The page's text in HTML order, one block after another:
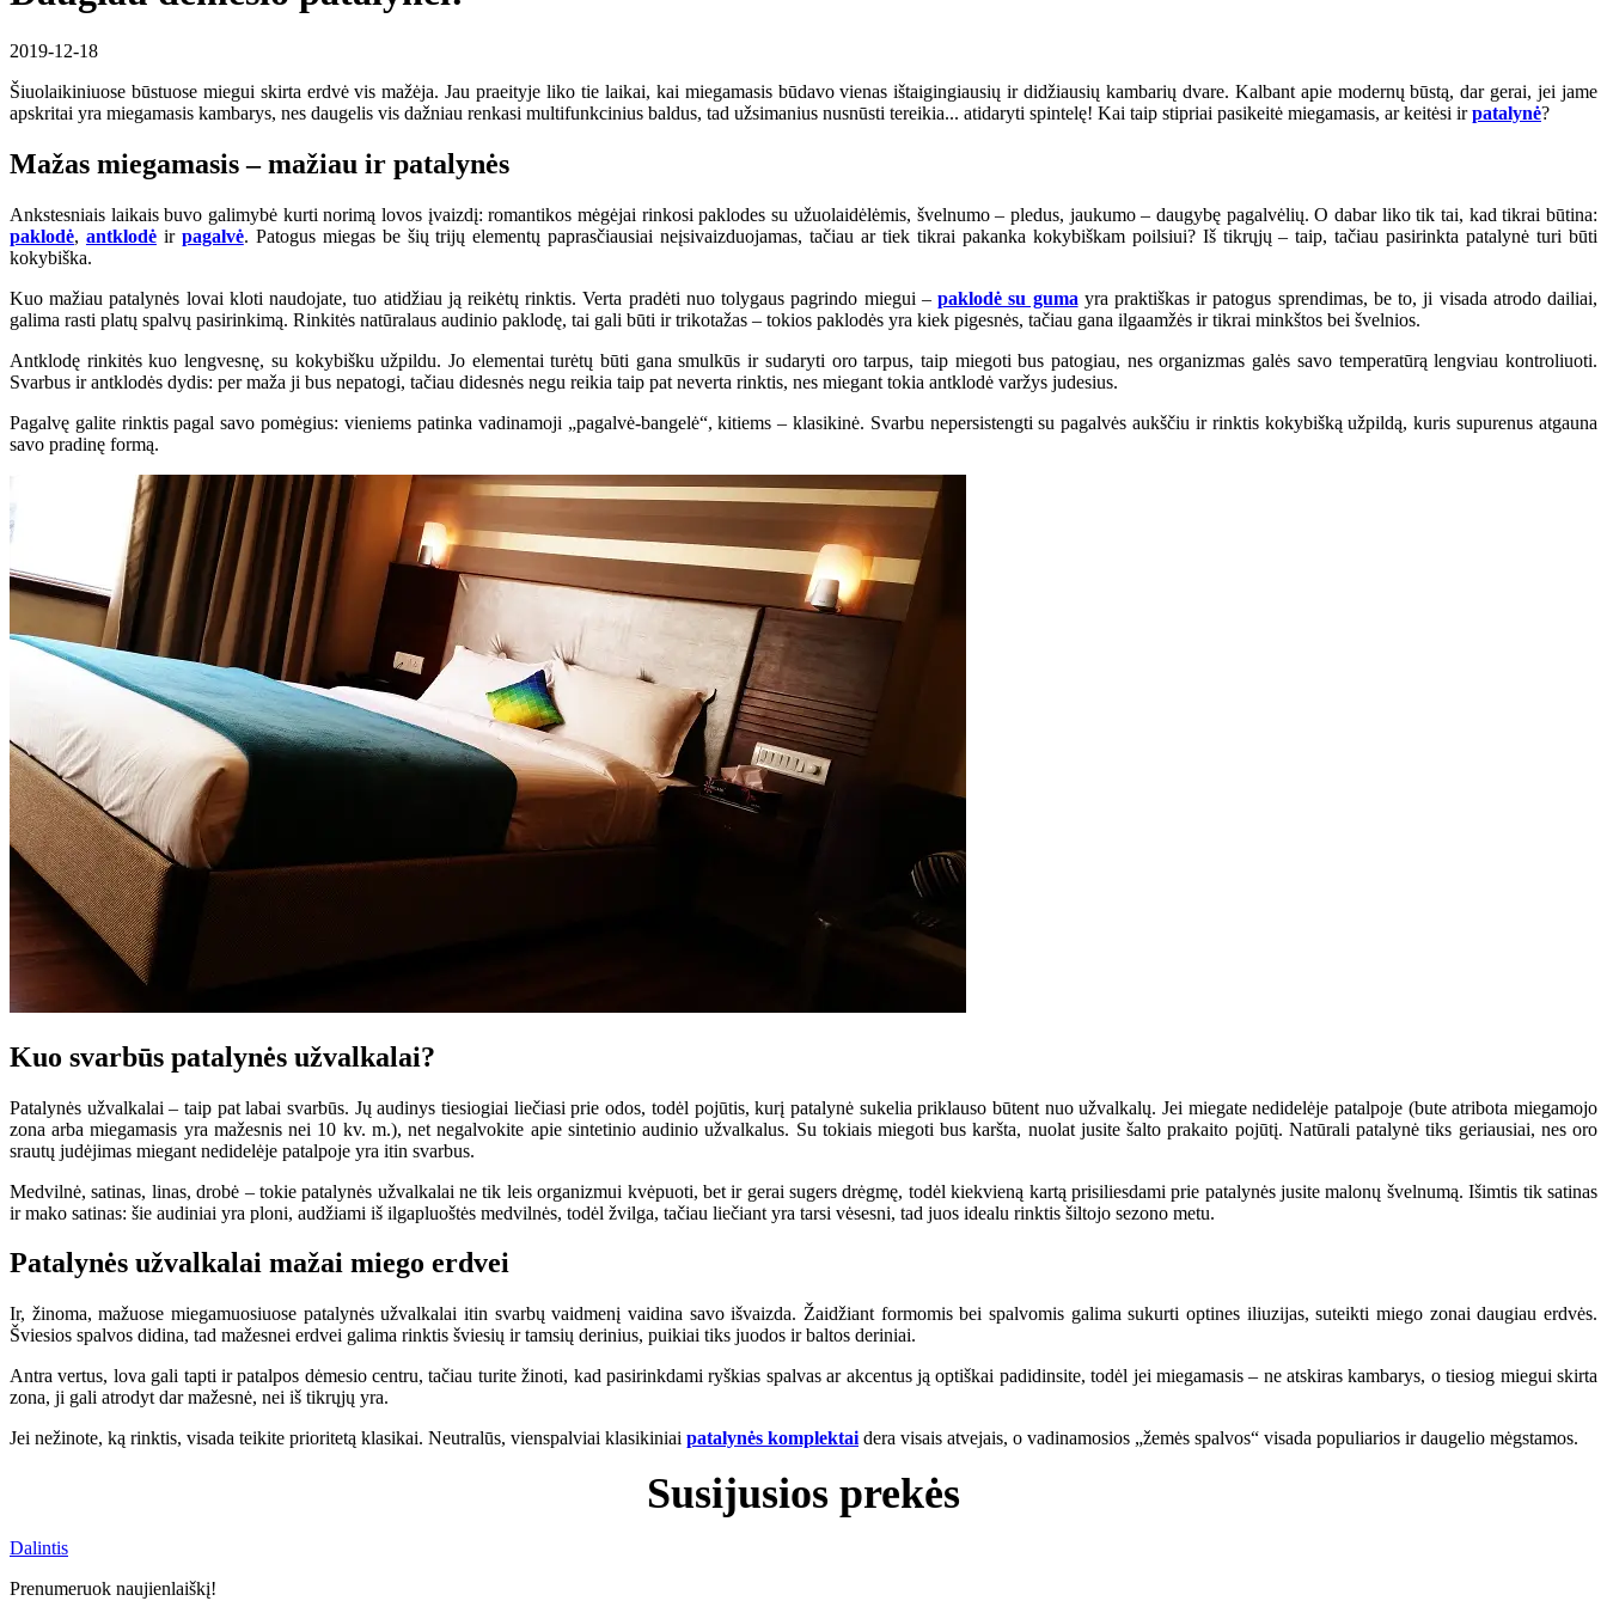
2019-12-18
Šiuolaikiniuose būstuose miegui skirta erdvė vis mažėja. Jau praeityje liko tie laikai, kai miegamasis būdavo vienas ištaigingiausių ir didžiausių kambarių dvare. Kalbant apie modernų būstą, dar gerai, jei jame
apskritai yra miegamasis kambarys, nes daugelis vis dažniau renkasi multifunkcinius baldus, tad užsimanius nusnūsti tereikia... atidaryti spintelę! Kai taip stipriai pasikeitė miegamasis, ar keitėsi irpatalynė?
Mažas miegamasis – mažiau ir patalynės
Ankstesniais laikais buvo galimybė kurti norimą lovos įvaizdį: romantikos mėgėjai rinkosi paklodes su užuolaidėlėmis, švelnumo – pledus, jaukumo – daugybę pagalvėlių. O dabar liko tik tai, kad tikrai būtina:
paklodė, antklodėir pagalvė. Patogus miegas be šių trijų elementų paprasčiausiai neįsivaizduojamas, tačiau ar tiek tikrai pakanka kokybiškam poilsiui? Iš tikrųjų – taip, tačiau pasirinkta patalynė turi būti
kokybiška.
Kuo mažiau patalynės lovai kloti naudojate, tuo atidžiau ją reikėtų rinktis. Verta pradėti nuo tolygaus pagrindo miegui –paklodė su guma yra praktiškas ir patogus sprendimas, be to, ji visada atrodo dailiai,
galima rasti platų spalvų pasirinkimą. Rinkitės natūralaus audinio paklodę, tai gali būti ir trikotažas – tokios paklodės yra kiek pigesnės, tačiau gana ilgaamžės ir tikrai minkštos bei švelnios.
Antklodę rinkitės kuo lengvesnę, su kokybišku užpildu. Jo elementai turėtų būti gana smulkūs ir sudaryti oro tarpus, taip miegoti bus patogiau, nes organizmas galės savo temperatūrą lengviau kontroliuoti.
Svarbus ir antklodės dydis: per maža ji bus nepatogi, tačiau didesnės negu reikia taip pat neverta rinktis, nes miegant tokia antklodė varžys judesius.
Pagalvę galite rinktis pagal savo pomėgius: vieniems patinka vadinamoji „pagalvė-bangelė“, kitiems – klasikinė. Svarbu nepersistengti su pagalvės aukščiu ir rinktis kokybišką užpildą, kuris supurenus atgauna
savo pradinę formą.
Kuo svarbūs patalynės užvalkalai?
Patalynės užvalkalai – taip pat labai svarbūs. Jų audinys tiesiogiai liečiasi prie odos, todėl pojūtis, kurį patalynė sukelia priklauso būtent nuo užvalkalų. Jei miegate nedidelėje patalpoje (bute atribota miegamojo
zona arba miegamasis yra mažesnis nei 10 kv. m.), net negalvokite apie sintetinio audinio užvalkalus. Su tokiais miegoti bus karšta, nuolat jusite šalto prakaito pojūtį. Natūrali patalynė tiks geriausiai, nes oro
srautų judėjimas miegant nedidelėje patalpoje yra itin svarbus.
Medvilnė, satinas, linas, drobė – tokie patalynės užvalkalai ne tik leis organizmui kvėpuoti, bet ir gerai sugers drėgmę, todėl kiekvieną kartą prisiliesdami prie patalynės jusite malonų švelnumą. Išimtis tik satinas
ir mako satinas: šie audiniai yra ploni, audžiami iš ilgapluoštės medvilnės, todėl žvilga, tačiau liečiant yra tarsi vėsesni, tad juos idealu rinktis šiltojo sezono metu.
Patalynės užvalkalai mažai miego erdvei
Ir, žinoma, mažuose miegamuosiuose patalynės užvalkalai itin svarbų vaidmenį vaidina savo išvaizda. Žaidžiant formomis bei spalvomis galima sukurti optines iliuzijas, suteikti miego zonai daugiau erdvės.
Šviesios spalvos didina, tad mažesnei erdvei galima rinktis šviesių ir tamsių derinius, puikiai tiks juodos ir baltos deriniai.
Antra vertus, lova gali tapti ir patalpos dėmesio centru, tačiau turite žinoti, kad pasirinkdami ryškias spalvas ar akcentus ją optiškai padidinsite, todėl jei miegamasis – ne atskiras kambarys, o tiesiog miegui skirta
zona, ji gali atrodyt dar mažesnė, nei iš tikrųjų yra.
Jei nežinote, ką rinktis, visada teikite prioritetą klasikai. Neutralūs, vienspalviai klasikiniai patalynės komplektai dera visais atvejais, o vadinamosios „žemės spalvos“ visada populiarios ir daugelio mėgstamos.
Susijusios prekės
Dalintis
Prenumeruok naujienlaiškį!